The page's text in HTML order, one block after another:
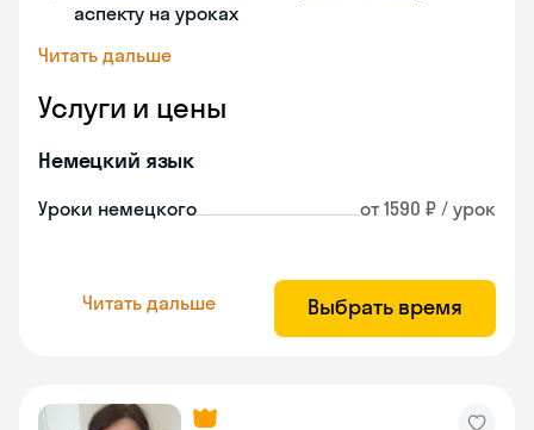
аспекту на уроках
Читать дальше
Услуги и цены
Немецкий язык
Уроки немецкого от 1590 ₽ / урок
Читать дальше Выбрать время